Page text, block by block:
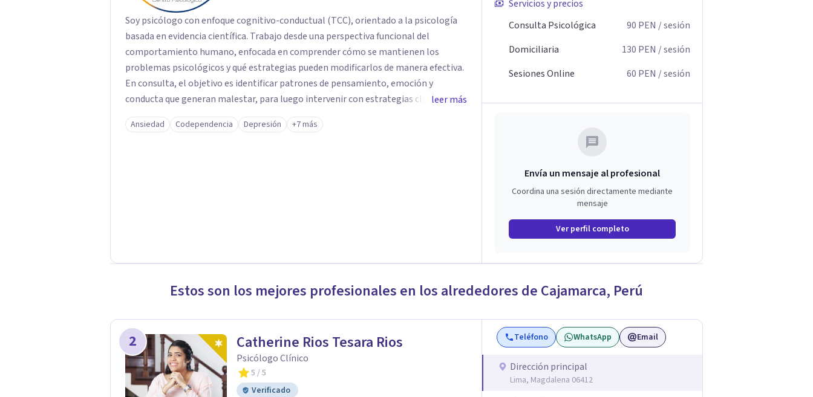
Soy psicólogo con enfoque cognitivo-conductual (TCC), orientado a la psicología
basada en evidencia científica. Trabajo desde una perspectiva funcional del
comportamiento humano, enfocada en comprender cómo se mantienen los
problemas psicológicos y qué estrategias pueden modificarlos de manera efectiva.
En consulta, el objetivo es identificar patrones de pensamiento, emoción y
conducta que generan malestar, para luego intervenir con estrategias claras y
aplicables a la vida diaria. No se trata solo de comprender lo que ocurre, sino de
generar cambios sostenibles y medibles en el funcionamiento psicológico. Trabajo
leer más
Ansiedad Codependencia Depresión +7 más
Servicios y precios
Consulta Psicológica
90 PEN / sesión
Domiciliaria
130 PEN / sesión
Sesiones Online
60 PEN / sesión
Envía un mensaje al profesional
Coordina una sesión directamente mediante
mensaje
Ver perfil completo
Estos son los mejores profesionales en los alrededores de Cajamarca, Perú
2 Catherine Rios Tesara Rios
Psicólogo Clínico
5 / 5
Verificado
Teléfono WhatsApp Email
Dirección principal
Lima, Magdalena 06412